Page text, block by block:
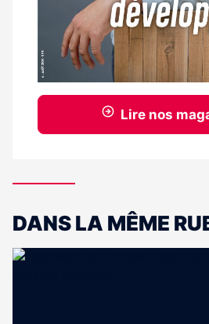
Lire nos
DANS LA MÊME